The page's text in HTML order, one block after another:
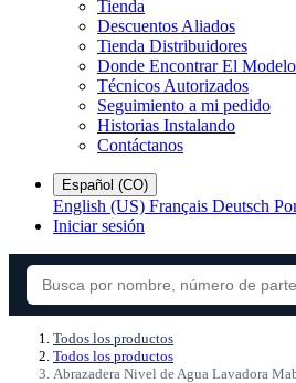
Tienda
Descuentos Aliados
Tienda Distribuidores
Donde Encontrar El Modelo
Técnicos Autorizados
Seguimiento a mi pedido
Historias Instalando
Contáctanos
Español (CO)
English (US) Français Deutsch
Iniciar sesión
Todos los productos
Todos los productos
Abrazadera Nivel de Agua Lavadora